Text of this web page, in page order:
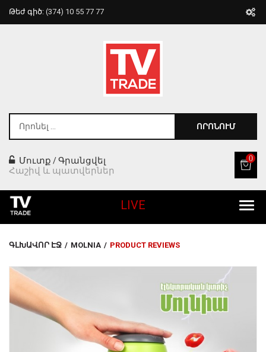
Թեժ գիծ: (374) 10 55 77 77
ՈՐՈՆՈՒՄ
Մուտք /Գրանցվել
Հաշիվ և պատվերներ
0
Խոհանոցային
Ֆիտնես
Գեղեցկություն ԵՒ Խնամք
LIVE
ԳԼԽԱՎՈՐ ԷՋ / MOLNIA / PRODUCT REVIEWS